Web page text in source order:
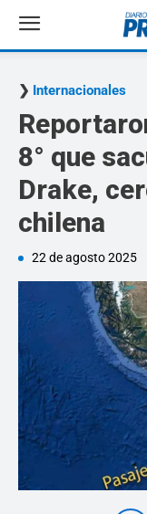
Internacionales
8° que
Drake,
chilena
22 de agosto 2025